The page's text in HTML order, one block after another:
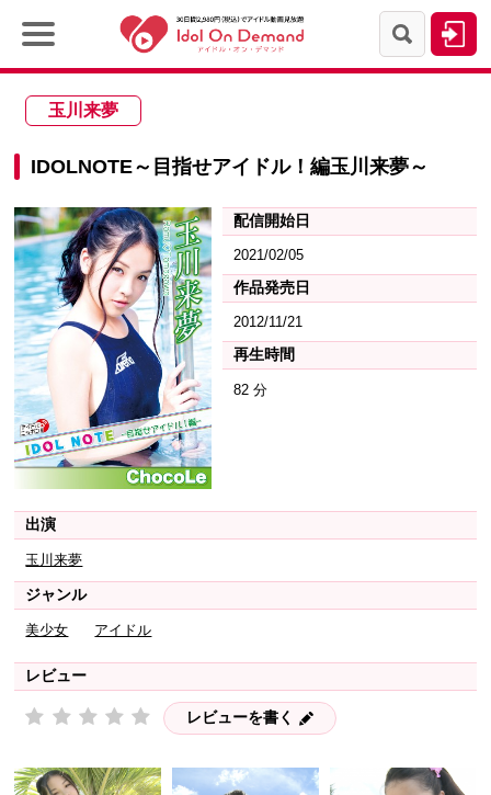
玉川来夢
IDOLNOTE～目指せアイドル！編玉川来夢～
配信開始日
2021/02/05
作品発売日
2012/11/21
再生時間
82 分
出演
玉川来夢
ジャンル
美少女 アイドル
レビュー
レビューを書く